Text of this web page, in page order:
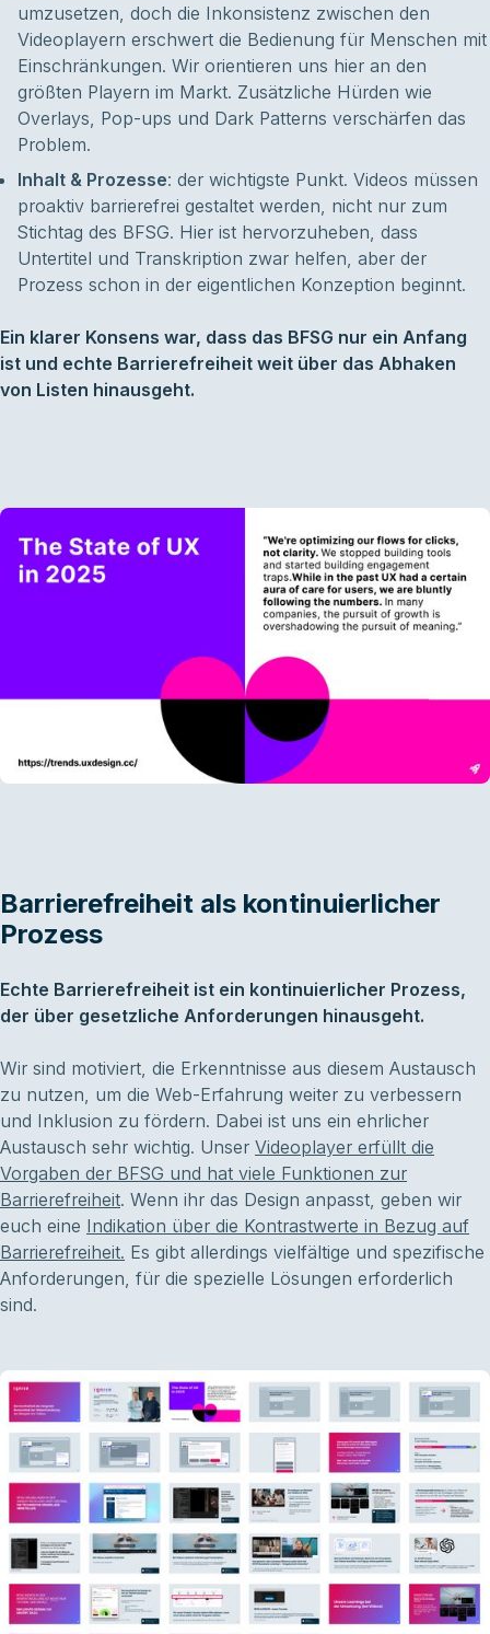
umzusetzen, doch die Inkonsistenz zwischen den
Videoplayern erschwert die Bedienung für Menschen mit
Einschränkungen. Wir orientieren uns hier an den
größten Playern im Markt. Zusätzliche Hürden wie
Overlays, Pop-ups und Dark Patterns verschärfen das
Problem.
Inhalt & Prozesse: der wichtigste Punkt. Videos müssen
proaktiv barrierefrei gestaltet werden, nicht nur zum
Stichtag des BFSG. Hier ist hervorzuheben, dass
Untertitel und Transkription zwar helfen, aber der
Prozess schon in der eigentlichen Konzeption beginnt.
Ein klarer Konsens war, dass das BFSG nur ein Anfang
ist und echte Barrierefreiheit weit über das Abhaken
von Listen hinausgeht.
Barrierefreiheit als kontinuierlicher
Prozess
Echte Barrierefreiheit ist ein kontinuierlicher Prozess,
der über gesetzliche Anforderungen hinausgeht.
Wir sind motiviert, die Erkenntnisse aus diesem Austausch
zu nutzen, um die Web-Erfahrung weiter zu verbessern
und Inklusion zu fördern. Dabei ist uns ein ehrlicher
Austausch sehr wichtig. Unser Videoplayer erfüllt die
Vorgaben der BFSG und hat viele Funktionen zur
Barrierefreiheit. Wenn ihr das Design anpasst, geben wir
euch eine Indikation über die Kontrastwerte in Bezug auf
Barrierefreiheit. Es gibt allerdings vielfältige und spezifische
Anforderungen, für die spezielle Lösungen erforderlich
sind.